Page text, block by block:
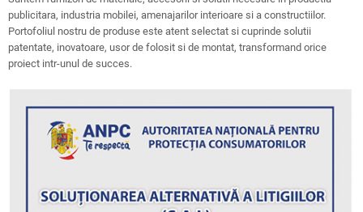
publicitara, industria mobilei, amenajarilor interioare si a constructiilor.
Portofoliul nostru de produse este atent selectat si cuprinde solutii
patentate, inovatoare, usor de folosit si de montat, transformand orice
proiect intr-unul de succes.